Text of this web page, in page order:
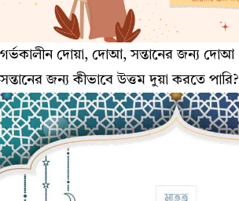
গর্ভকালীন দোয়া, দোআ, সন্তানের জন্য দোআ
সন্তানের জন্য কীভাবে উত্তম দুয়া করতে পারি?